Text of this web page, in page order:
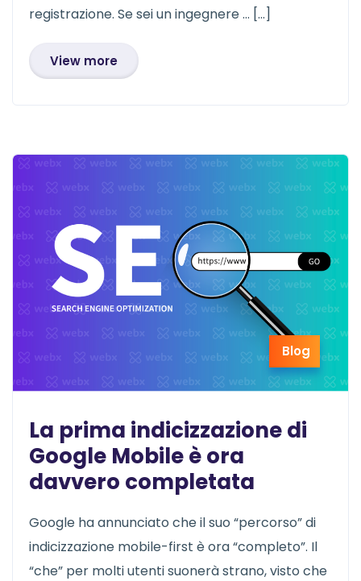
registrazione. Se sei un ingegnere … […]
View more
Blog
La prima indicizzazione di
Google Mobile è ora
davvero completata
Google ha annunciato che il suo “percorso” di
indicizzazione mobile-first è ora “completo”. Il
“che” per molti utenti suonerà strano, visto che